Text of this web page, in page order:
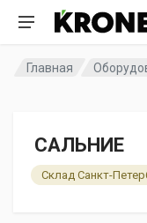
Главная
САЛЬНИЕ
Склад Санкт-